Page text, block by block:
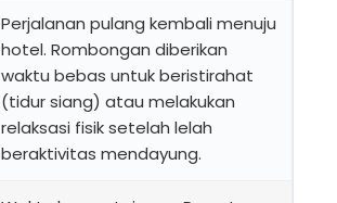
Perjalanan pulang kembali menuju
hotel. Rombongan diberikan
waktu bebas untuk beristirahat
(tidur siang) atau melakukan
relaksasi fisik setelah lelah
beraktivitas mendayung.